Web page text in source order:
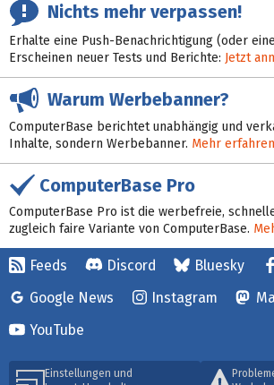
Nichts mehr verpassen!
Erhalte eine Push-Benachrichtigung (oder
Erscheinen neuer Tests und Berichte: Jetzt
Warum Werbebanner?
ComputerBase berichtet unabhängig und
Inhalte, sondern Werbebanner. Mehr
ComputerBase Pro
ComputerBase Pro ist die werbefreie,
zugleich faire Variante von ComputerBase.
Feeds Discord Bluesky
Google News
Instagram
YouTube
Einstellungen und